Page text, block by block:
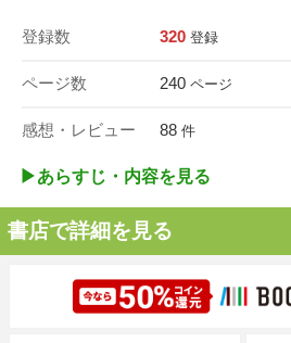
登録数 320 登録
ページ数 240 ページ
感想・レビュー 88 件
▶︎あらすじ・内容を見る
書店で詳細を見る